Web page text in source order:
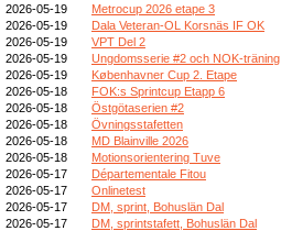
2026-05-19
Metrocup 2026 etape 3
2026-05-19
Dala Veteran-OL Korsnäs IF OK
2026-05-19
VPT Del 2
2026-05-19
Ungdomsserie #2 och NOK-träning
2026-05-19
Københavner Cup 2. Etape
2026-05-18
FOK:s Sprintcup Etapp 6
2026-05-18
Östgötaserien #2
2026-05-18
Övningsstafetten
2026-05-18
MD Blainville 2026
2026-05-18
Motionsorientering Tuve
2026-05-17
Départementale Fitou
2026-05-17
Onlinetest
2026-05-17
DM, sprint, Bohuslän Dal
2026-05-17
DM, sprintstafett, Bohuslän Dal